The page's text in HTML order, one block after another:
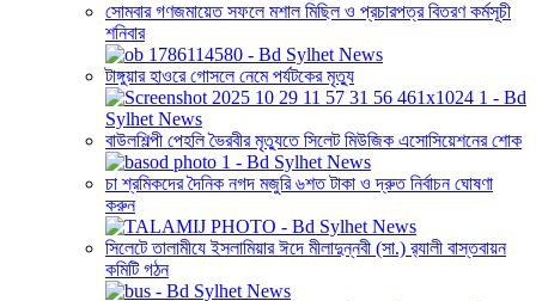
সোমবার গণজমায়েত সফলে মশাল মিছিল ও প্রচারপত্র বিতরণ কর্মসূচী
শনিবার
টাঙ্গুয়ার হাওরে গোসলে নেমে পর্যটকের মৃত্যু
বাউলশিল্পী পেহলি ভৈরবীর মৃত্যুতে সিলেট মিউজিক এসোসিয়েশনের শোক
চা শ্রমিকদের দৈনিক নগদ মজুরি ৬শত টাকা ও দ্রুত নির্বাচন ঘোষণা
করুন
সিলেটে তালামীযে ইসলামিয়ার ঈদে মীলাদুন্নবী (সা.) র‌্যালী বাস্তবায়ন
কমিটি গঠন